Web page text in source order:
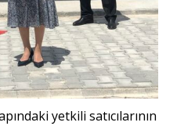
yetkili satıcılarının